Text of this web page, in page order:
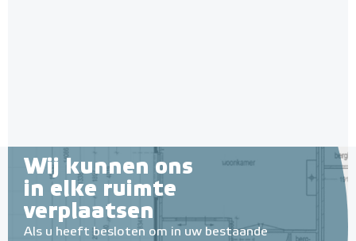
Wij kunnen ons
in elke ruimte
verplaatsen
Als u heeft besloten om in uw bestaande